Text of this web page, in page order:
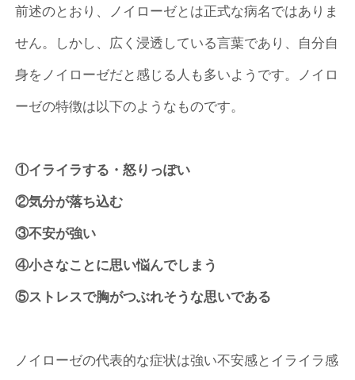
前述のとおり、ノイローゼとは正式な病名ではありま
せん。しかし、広く浸透している言葉であり、自分自
身をノイローゼだと感じる人も多いようです。ノイロ
ーゼの特徴は以下のようなものです。
①イライラする・怒りっぽい
②気分が落ち込む
③不安が強い
④小さなことに思い悩んでしまう
⑤ストレスで胸がつぶれそうな思いである
ノイローゼの代表的な症状は強い不安感とイライラ感